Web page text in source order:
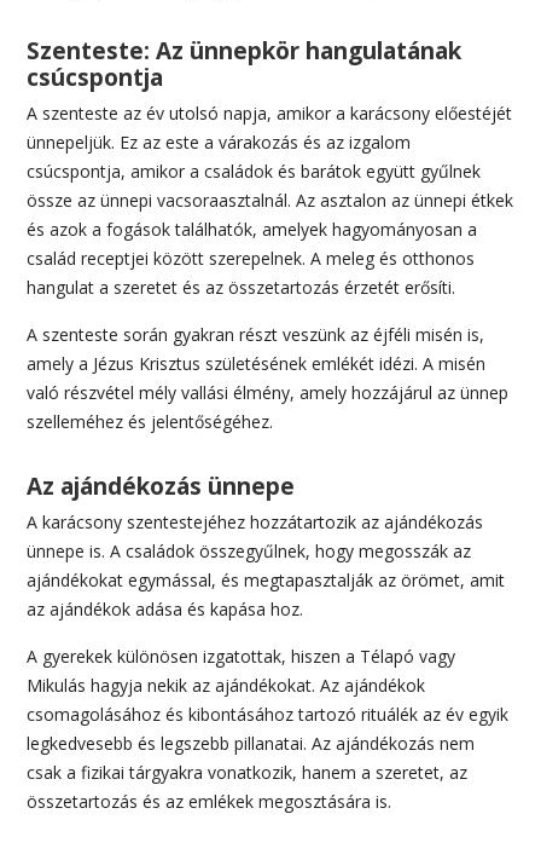
Szenteste: Az ünnepkör hangulatának
csúcspontja
A szenteste az év utolsó napja, amikor a karácsony előestéjét
ünnepeljük. Ez az este a várakozás és az izgalom
csúcspontja, amikor a családok és barátok együtt gyűlnek
össze az ünnepi vacsoraasztalnál. Az asztalon az ünnepi étkek
és azok a fogások találhatók, amelyek hagyományosan a
család receptjei között szerepelnek. A meleg és otthonos
hangulat a szeretet és az összetartozás érzetét erősíti.
A szenteste során gyakran részt veszünk az éjféli misén is,
amely a Jézus Krisztus születésének emlékét idézi. A misén
való részvétel mély vallási élmény, amely hozzájárul az ünnep
szelleméhez és jelentőségéhez.
Az ajándékozás ünnepe
A karácsony szentestejéhez hozzátartozik az ajándékozás
ünnepe is. A családok összegyűlnek, hogy megosszák az
ajándékokat egymással, és megtapasztalják az örömet, amit
az ajándékok adása és kapása hoz.
A gyerekek különösen izgatottak, hiszen a Télapó vagy
Mikulás hagyja nekik az ajándékokat. Az ajándékok
csomagolásához és kibontásához tartozó rituálék az év egyik
legkedvesebb és legszebb pillanatai. Az ajándékozás nem
csak a fizikai tárgyakra vonatkozik, hanem a szeretet, az
összetartozás és az emlékek megosztására is.